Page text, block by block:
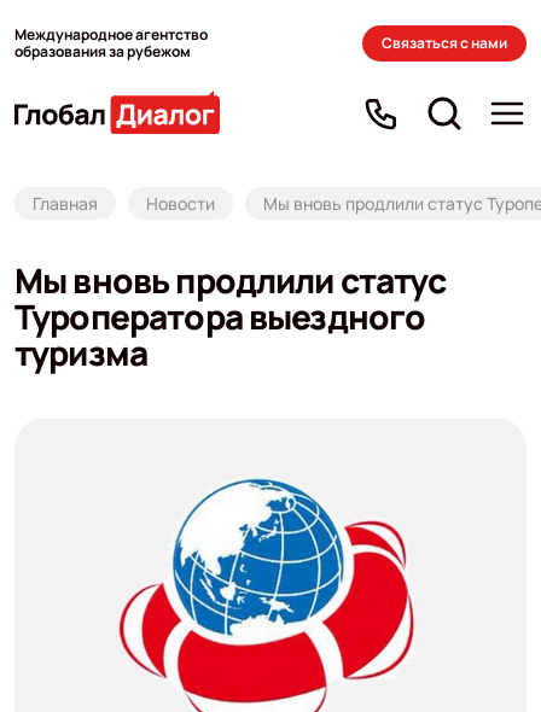
Международное агентство
образования за рубежом
Связаться с нами
Главная Новости Мы вновь продлили статус
Мы вновь продлили статус
Туроператора выездного
туризма